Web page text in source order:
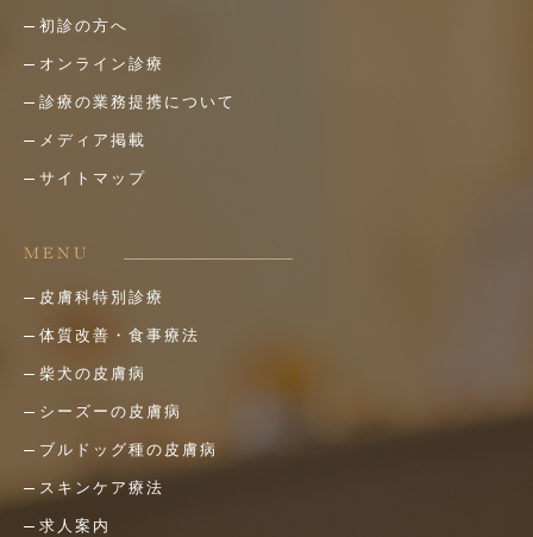
初診の方へ
オンライン診療
診療の業務提携について
メディア掲載
サイトマップ
MENU
皮膚科特別診療
体質改善・食事療法
柴犬の皮膚病
シーズーの皮膚病
ブルドッグ種の皮膚病
スキンケア療法
求人案内